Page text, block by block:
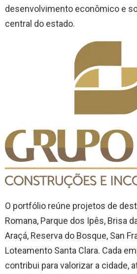
desenvolvimento econômico e
central do estado.
O portfólio reúne projetos de
Romana, Parque dos Ipês, Brisa
Araçá, Reserva do Bosque, San
Loteamento Santa Clara. Cada
contribui para valorizar a cidade,